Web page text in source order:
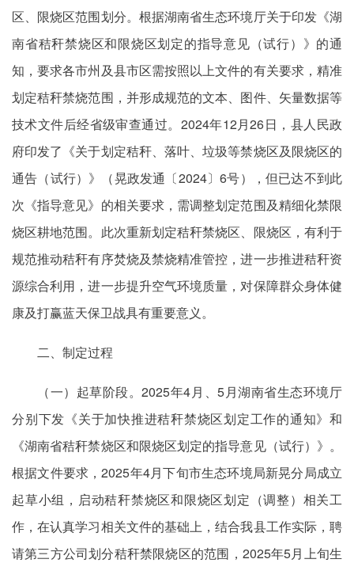
区、限烧区范围划分。根据湖南省生态环境厅关于印发《湖
南省秸秆禁烧区和限烧区划定的指导意见（试行）》的通
知，要求各市州及县市区需按照以上文件的有关要求，精准
划定秸秆禁烧范围，并形成规范的文本、图件、矢量数据等
技术文件后经省级审查通过。2024年12月26日，县人民政
府印发了《关于划定秸秆、落叶、垃圾等禁烧区及限烧区的
通告（试行）》（晃政发通〔2024〕6号），但已达不到此
次《指导意见》的相关要求，需调整划定范围及精细化禁限
烧区耕地范围。此次重新划定秸秆禁烧区、限烧区，有利于
规范推动秸秆有序焚烧及禁烧精准管控，进一步推进秸秆资
源综合利用，进一步提升空气环境质量，对保障群众身体健
康及打赢蓝天保卫战具有重要意义。
二、制定过程
（一）起草阶段。2025年4月、5月湖南省生态环境厅
分别下发《关于加快推进秸秆禁烧区划定工作的通知》和
《湖南省秸秆禁烧区和限烧区划定的指导意见（试行）》。
根据文件要求，2025年4月下旬市生态环境局新晃分局成立
起草小组，启动秸秆禁烧区和限烧区划定（调整）相关工
作，在认真学习相关文件的基础上，结合我县工作实际，聘
请第三方公司划分秸秆禁限烧区的范围，2025年5月上旬生